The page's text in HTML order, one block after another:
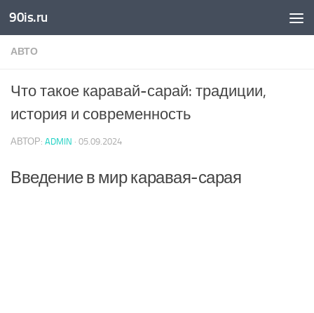
Skip to content
90is.ru
АВТО
Что такое каравай-сарай: традиции,
история и современность
АВТОР: ADMIN · 05.09.2024
Введение в мир каравая-сарая